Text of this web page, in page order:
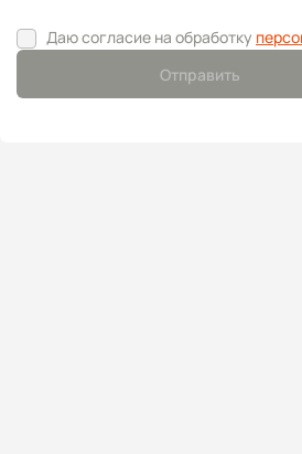
Даю согласие на обработку
Отправить